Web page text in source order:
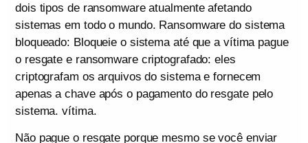
dois tipos de ransomware atualmente afetando
sistemas em todo o mundo. Ransomware do sistema
bloqueado: Bloqueie o sistema até que a vítima pague
o resgate e ransomware criptografado: eles
criptografam os arquivos do sistema e fornecem
apenas a chave após o pagamento do resgate pelo
sistema. vítima.
Não pague o resgate porque mesmo se você enviar